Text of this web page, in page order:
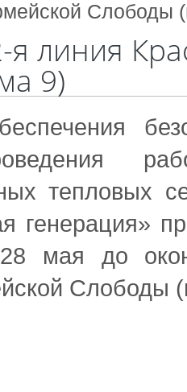
Слободы
я линия
9)
тепловых
генерация»
мая до
Слободы